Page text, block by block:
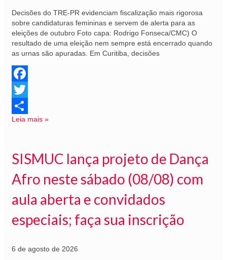
Decisões do TRE-PR evidenciam fiscalização mais rigorosa
sobre candidaturas femininas e servem de alerta para as
eleições de outubro Foto capa: Rodrigo Fonseca/CMC) O
resultado de uma eleição nem sempre está encerrado quando
as urnas são apuradas. Em Curitiba, decisões
Facebook
Twitter
Share
Leia mais »
SISMUC lança projeto de Dança
Afro neste sábado (08/08) com
aula aberta e convidados
especiais; faça sua inscrição
6 de agosto de 2026